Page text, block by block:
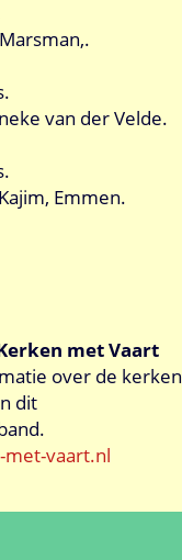
van der Velde.
Emmen.
met Vaart
over de kerken
dit
vaart.nl